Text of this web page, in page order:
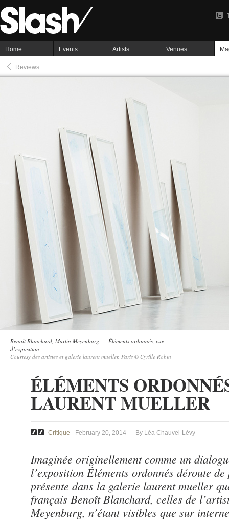
Home Events Artists Venues
Reviews
Benoît Blanchard, Martin Meyenburg — Éléments ordonnés, vue
d’exposition
Courtesy des artistes et galerie laurent mueller, Paris © Cyrille Robin
ÉLÉMENTS
LAURENT MUELLER
Critique February 20, 2014 — By Léa Chauvel-Lévy
Imaginée originellement comme un
l’exposition Éléments ordonnés déroute
présente dans la galerie laurent mueller
français Benoît Blanchard, celles de
Meyenburg, n’étant visibles que sur